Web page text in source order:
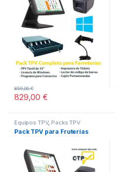
829,00€
859,00€
Equipos TPV, Packs TPV
Pack TPV para Fruterías